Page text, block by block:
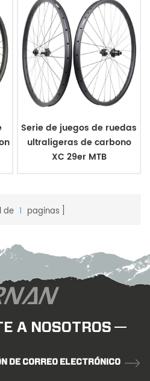
Serie de juegos de ruedas
ultraligeras de carbono
XC 29er MTB
de 1 paginas
A NOSOTROS
DE CORREO ELECTRÓNICO